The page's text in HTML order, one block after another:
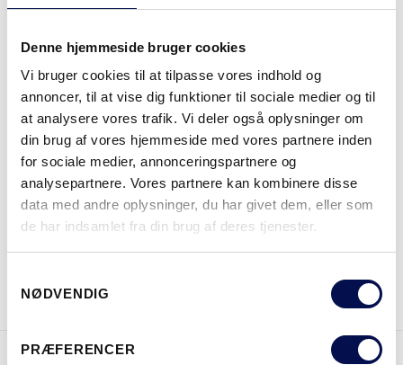
Denne hjemmeside bruger cookies
Vi bruger cookies til at tilpasse vores indhold og
annoncer, til at vise dig funktioner til sociale medier og til
at analysere vores trafik. Vi deler også oplysninger om
din brug af vores hjemmeside med vores partnere inden
for sociale medier, annonceringspartnere og
analysepartnere. Vores partnere kan kombinere disse
data med andre oplysninger, du har givet dem, eller som
de har indsamlet fra din brug af deres tjenester.
NØDVENDIG
PRÆFERENCER
NCS S0502-YNCS S0500-NRAL 9010NÆSTEN ALLE NCS S OG
MODULSTØRRELSER
HVOR KAN DET KØBES